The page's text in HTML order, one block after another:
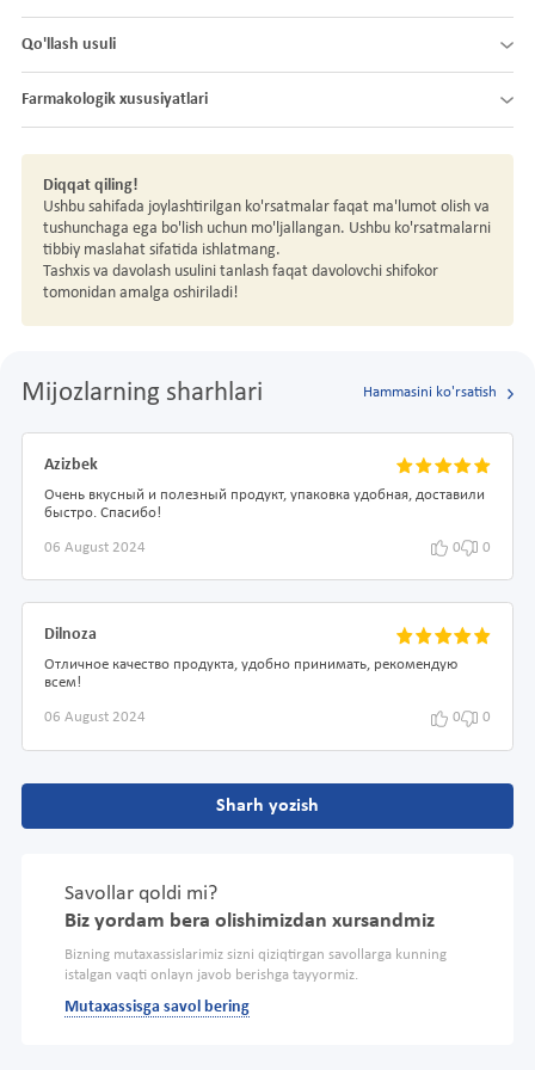
Qo'llash usuli
Farmakologik xususiyatlari
Diqqat qiling!
Ushbu sahifada joylashtirilgan ko'rsatmalar faqat ma'lumot olish va
tushunchaga ega bo'lish uchun mo'ljallangan. Ushbu ko'rsatmalarni
tibbiy maslahat sifatida ishlatmang.
Tashxis va davolash usulini tanlash faqat davolovchi shifokor
tomonidan amalga oshiriladi!
Mijozlarning sharhlari Hammasini ko'rsatish
Azizbek
Очень вкусный и полезный продукт, упаковка удобная, доставили
быстро. Спасибо!
06 August 2024 0 0
Dilnoza
Отличное качество продукта, удобно принимать, рекомендую
всем!
06 August 2024 0 0
Sharh yozish
Savollar qoldi mi?
Biz yordam bera olishimizdan xursandmiz
Bizning mutaxassislarimiz sizni qiziqtirgan savollarga kunning
istalgan vaqti onlayn javob berishga tayyormiz.
Mutaxassisga savol bering